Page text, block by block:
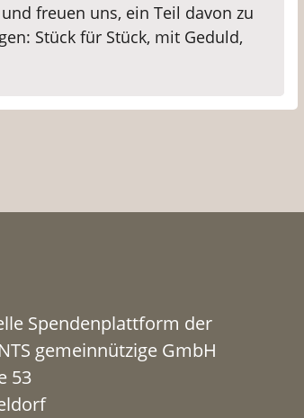
freuen uns, ein Teil davon zu
Stück für Stück, mit Geduld,
Spendenplattform der
gemeinnützige GmbH
53